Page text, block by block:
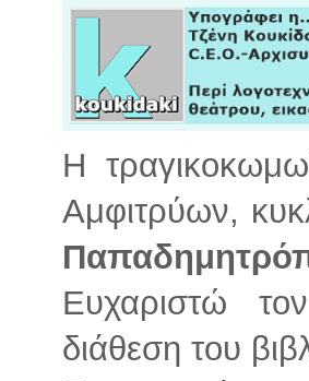
Η
Αμφιτρύων,
Ευχαριστώ
διάθεση του